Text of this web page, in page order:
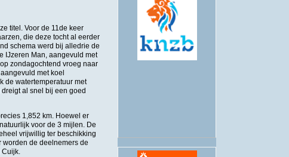
titel. Voor de 11de keer
die deze tocht al eerder
schema werd bij alledrie de
IJzeren Man, aangevuld met
zondagochtend vroeg naar
met koel
de watertemperatuur met
al snel bij een goed
1,852 km. Hoewel er
voor de 3 mijlen. De
vrijwillig ter beschikking
de deelnemers de
Cuijk.